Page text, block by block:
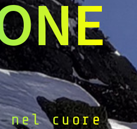
nel cuore